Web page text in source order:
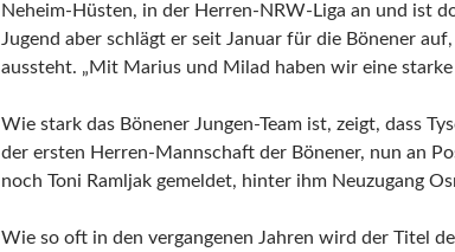
Neheim-Hüsten, in der Herren-NRW-Liga an und ist
Jugend aber schlägt er seit Januar für die Bönener
aussteht. „Mit Marius und Milad haben wir eine
Wie stark das Bönener Jungen-Team ist, zeigt, dass
der ersten Herren-Mannschaft der Bönener, nun an
noch Toni Ramljak gemeldet, hinter ihm Neuzugang
Wie so oft in den vergangenen Jahren wird der Titel